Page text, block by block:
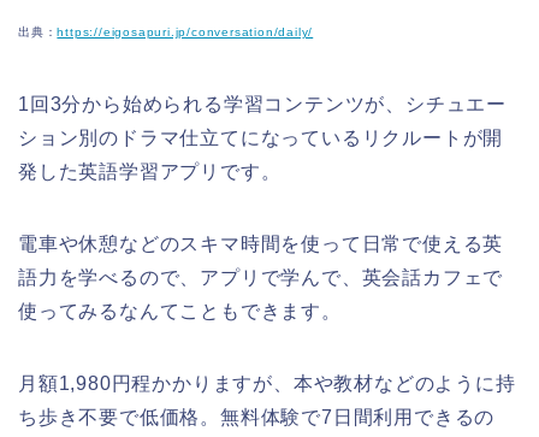
出典：https://eigosapuri.jp/conversation/daily/
1回3分から始められる学習コンテンツが、シチュエー
ション別のドラマ仕立てになっているリクルートが開
発した英語学習アプリです。
電車や休憩などのスキマ時間を使って日常で使える英
語力を学べるので、アプリで学んで、英会話カフェで
使ってみるなんてこともできます。
月額1,980円程かかりますが、本や教材などのように持
ち歩き不要で低価格。無料体験で7日間利用できるの